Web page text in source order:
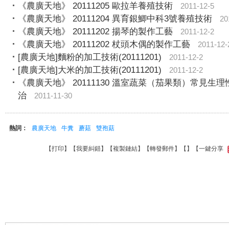
《農廣天地》 20111205 歐拉羊養殖技術
2011-12-5
《農廣天地》 20111204 異育銀鯽中科3號養殖技術
《農廣天地》 20111202 揚琴的製作工藝 2011-12-2
《農廣天地》 20111202 杖頭木偶的製作工藝 2011-12-
[農廣天地]麵粉的加工技術(20111201) 2011-12-2
[農廣天地]大米的加工技術(20111201) 2011-12-2
《農廣天地》 20111130 溫室蔬菜（茄果類）常見生理
治
2011-11-30
熱詞： 農廣天地 牛糞 蘑菇 雙孢菇
【打印 】【我要糾錯】【複製鏈結】【轉發郵件】【 】 【一鍵分享